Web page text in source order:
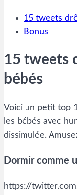
15 tweets
Bonus
15 tweets
bébés
Voici un petit top
les bébés avec
dissimulée.
Dormir comme
https://